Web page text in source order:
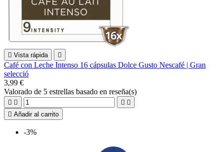
 Vista rápida 
Café con Leche Intenso 16 cápsulas Dolce Gusto Nescafé | Gran
selecció
3,99 €
Valorado de 5 estrellas basado en reseña(s)
   
 Añadir al carrito
-3%